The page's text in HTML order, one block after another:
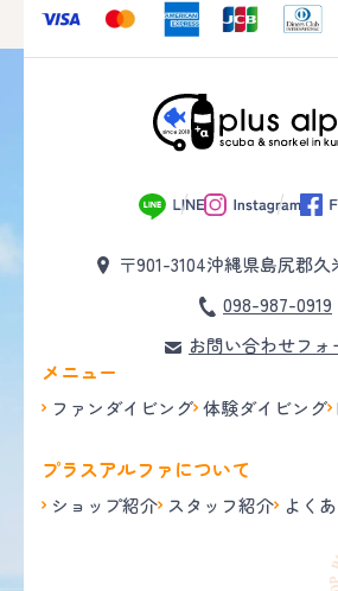
〒901-3104沖縄県島尻郡久
098-987-0919
お問い合わせフォ
メニュー
ファンダイビング 体験ダイビング
プラスアルファについて
ショップ紹介 スタッフ紹介 よく